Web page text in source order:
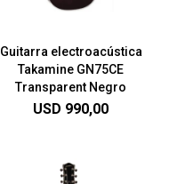
Guitarra electroacústica
Takamine GN75CE
Transparent Negro
USD 990,00